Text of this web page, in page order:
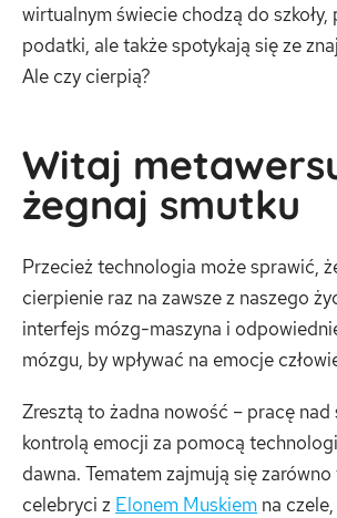
wirtualnym świecie chodzą do szkoły,
podatki, ale także spotykają się ze
Ale czy cierpią?
Witaj
żegnaj smutku
Przecież technologia może sprawić,
cierpienie raz na zawsze z naszego
interfejs mózg-maszyna i
mózgu, by wpływać na emocje
Zresztą to żadna nowość – pracę nad
kontrolą emocji za pomocą
dawna. Tematem zajmują się
celebryci z Elonem Muskiem na